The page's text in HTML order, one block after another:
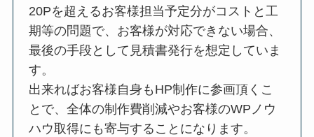
20Pを超えるお客様担当予定分がコストと工
期等の問題で、お客様が対応できない場合、
最後の手段として見積書発行を想定していま
す。
出来ればお客様自身もHP制作に参画頂くこ
とで、全体の制作費削減やお客様のWPノウ
ハウ取得にも寄与することになります。